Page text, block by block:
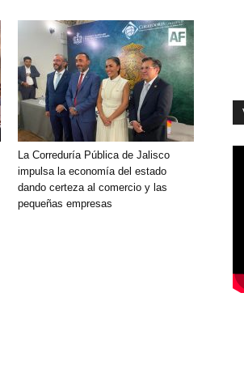
La Correduría Pública de Jalisco
impulsa la economía del estado
dando certeza al comercio y las
pequeñas empresas